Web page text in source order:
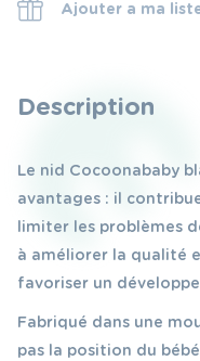
Ajouter a ma
Description
Le nid Cocoonababy
avantages : il
limiter les problèmes
à améliorer la qualité
favoriser un
Fabriqué dans une
pas la position du